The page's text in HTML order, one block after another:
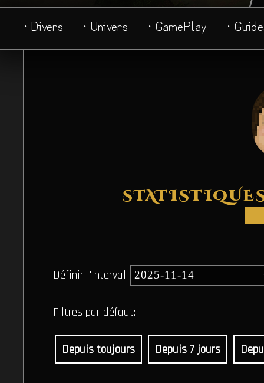
· Divers · Univers · GamePlay ·
Définir l'interval:
Filtres par défaut:
Depuis toujours Depuis 7 jours